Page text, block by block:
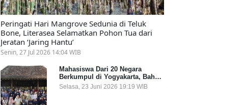
Peringati Hari Mangrove Sedunia di Teluk
Bone, Literasea Selamatkan Pohon Tua dari
Jeratan ‘Jaring Hantu’
Senin, 27 Jul 2026 14:04 WIB
Mahasiswa Dari 20 Negara
Berkumpul di Yogyakarta, Bahas
Mitigasi Ancaman Kesehatan
Global
Selasa, 23 Juni 2026 19:19 WIB